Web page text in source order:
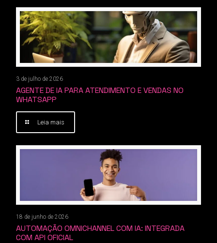
3 de julho de 2026
AGENTE DE IA PARA ATENDIMENTO E VENDAS NO
WHATSAPP
Leia mais
18 de junho de 2026
AUTOMAÇÃO OMNICHANNEL COM IA: INTEGRADA
COM API OFICIAL